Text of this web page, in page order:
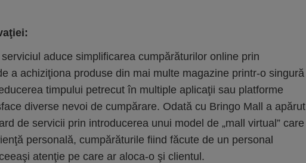
aduce simplificarea cumpărăturilor online prin
a achiziţiona produse din mai multe magazine printr-o singură
timpului petrecut în multiple aplicaţii sau platforme
diverse nevoi de cumpărare. Odată cu Bringo Mall a apărut
de servicii prin introducerea unui model de „mall virtual” care
personală, cumpărăturile fiind făcute de un personal
atenţie pe care ar aloca-o şi clientul.